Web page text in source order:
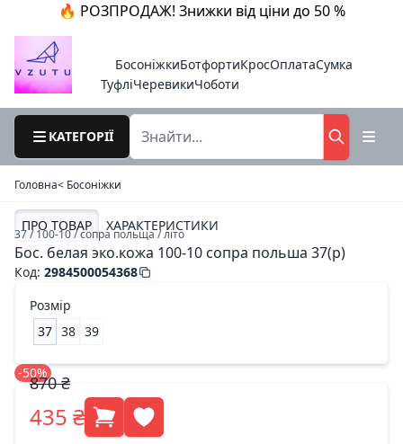
🔥 РОЗПРОДАЖ! Знижки від ціни до 50 %
БосоніжкиБотфортиКросОплатаСумка
ТуфліЧеревикиЧоботи
КАТЕГОРІЇ
Головна< Босоніжки
ПРО ТОВАР ХАРАКТЕРИСТИКИ
37 / 100-10 / сопра польща / літо
Бос. белая эко.кожа 100-10 сопра польша 37(р)
Код: 2984500054368
Розмір
37 38 39
-50%
870 ₴
435 ₴